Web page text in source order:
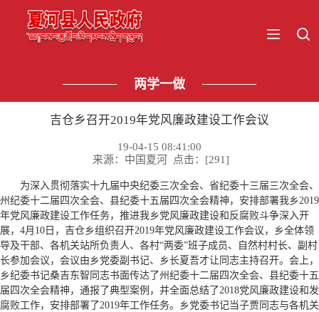
两学一做
吉仓乡召开2019年党风廉政建设工作会议
19-04-15 08:41:00
来源：中国夏河 点击：[291]
为深入贯彻落实十九届中央纪委三次全会、省纪委十三届三次全会、
州纪委十二届四次全会、县纪委十五届四次全会精神，安排部署我乡2019
年党风廉政建设工作任务，推进我乡党风廉政建设和反腐败斗争深入开
展，4月10日，吉仓乡组织召开2019年党风廉政建设工作会议，乡全体领
导及干部、各机关站所负责人、各村“两委”班子成员、自然村村长、副村
长参加会议，会议由乡党委副书记、乡长夏吾才让同志主持召开。会上，
乡纪委书记桑吉东智同志书面传达了州纪委十二届四次全会、县纪委十五
届四次全会精神，通报了典型案例，并全面总结了2018党风廉政建设和发
腐败工作，安排部署了2019年工作任务。乡党委书记当子贾同志与各机关